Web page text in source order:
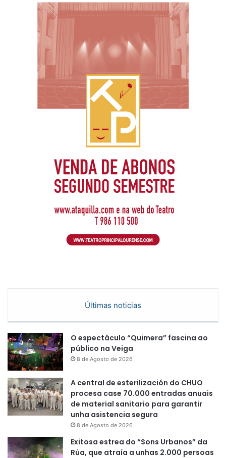
Últimas noticias
O espectáculo “Quimera” fascina ao
público na Veiga
8 de Agosto de 2026
A central de esterilización do CHUO
procesa case 70.000 entradas anuais
de material sanitario para garantir
unha asistencia segura
8 de Agosto de 2026
Exitosa estrea do “Sons Urbanos” da
Rúa, que atraía a unhas 2.000 persoas